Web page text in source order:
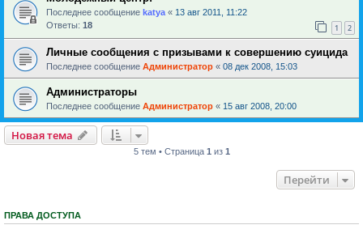
Последнее сообщение katya « 13 авг 2011, 11:22
Ответы: 18 1 2
Личные сообщения с призывами к совершению суицида
Последнее сообщение Администратор « 08 дек 2008, 15:03
Администраторы
Последнее сообщение Администратор « 15 авг 2008, 20:00
Новая тема
5 тем • Страница 1 из 1
Перейти
ПРАВА ДОСТУПА